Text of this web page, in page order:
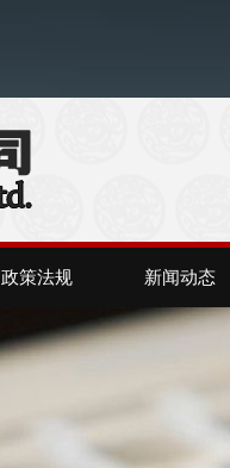
政策法规 新闻动态